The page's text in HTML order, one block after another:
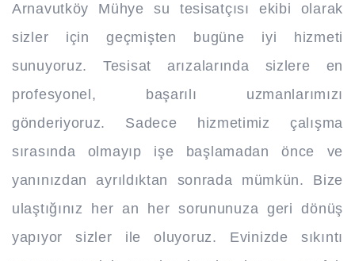
Arnavutköy Mühye su tesisatçısı ekibi olarak
sizler için geçmişten bugüne iyi hizmeti
sunuyoruz. Tesisat arızalarında sizlere en
profesyonel, başarılı uzmanlarımızı
gönderiyoruz. Sadece hizmetimiz çalışma
sırasında olmayıp işe başlamadan önce ve
yanınızdan ayrıldıktan sonrada mümkün. Bize
ulaştığınız her an her sorununuza geri dönüş
yapıyor sizler ile oluyoruz. Evinizde sıkıntı